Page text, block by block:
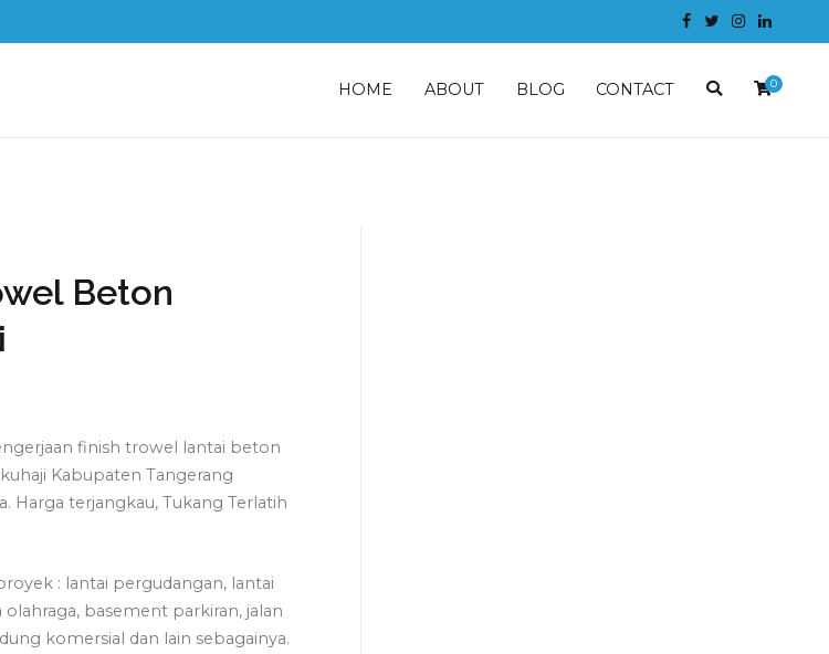
HOME ABOUT BLOG CONTACT 0
Beton
finish trowel lantai beton
Kabupaten Tangerang
Harga terjangkau, Tukang Terlatih
: lantai pergudangan, lantai
basement parkiran, jalan
komersial dan lain sebagainya.